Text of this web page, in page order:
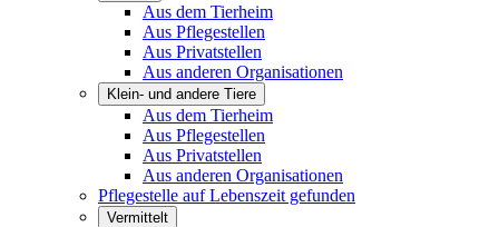
Aus dem Tierheim
Aus Pflegestellen
Aus Privatstellen
Aus anderen Organisationen
Klein- und andere Tiere
Aus dem Tierheim
Aus Pflegestellen
Aus Privatstellen
Aus anderen Organisationen
Pflegestelle auf Lebenszeit gefunden
Vermittelt